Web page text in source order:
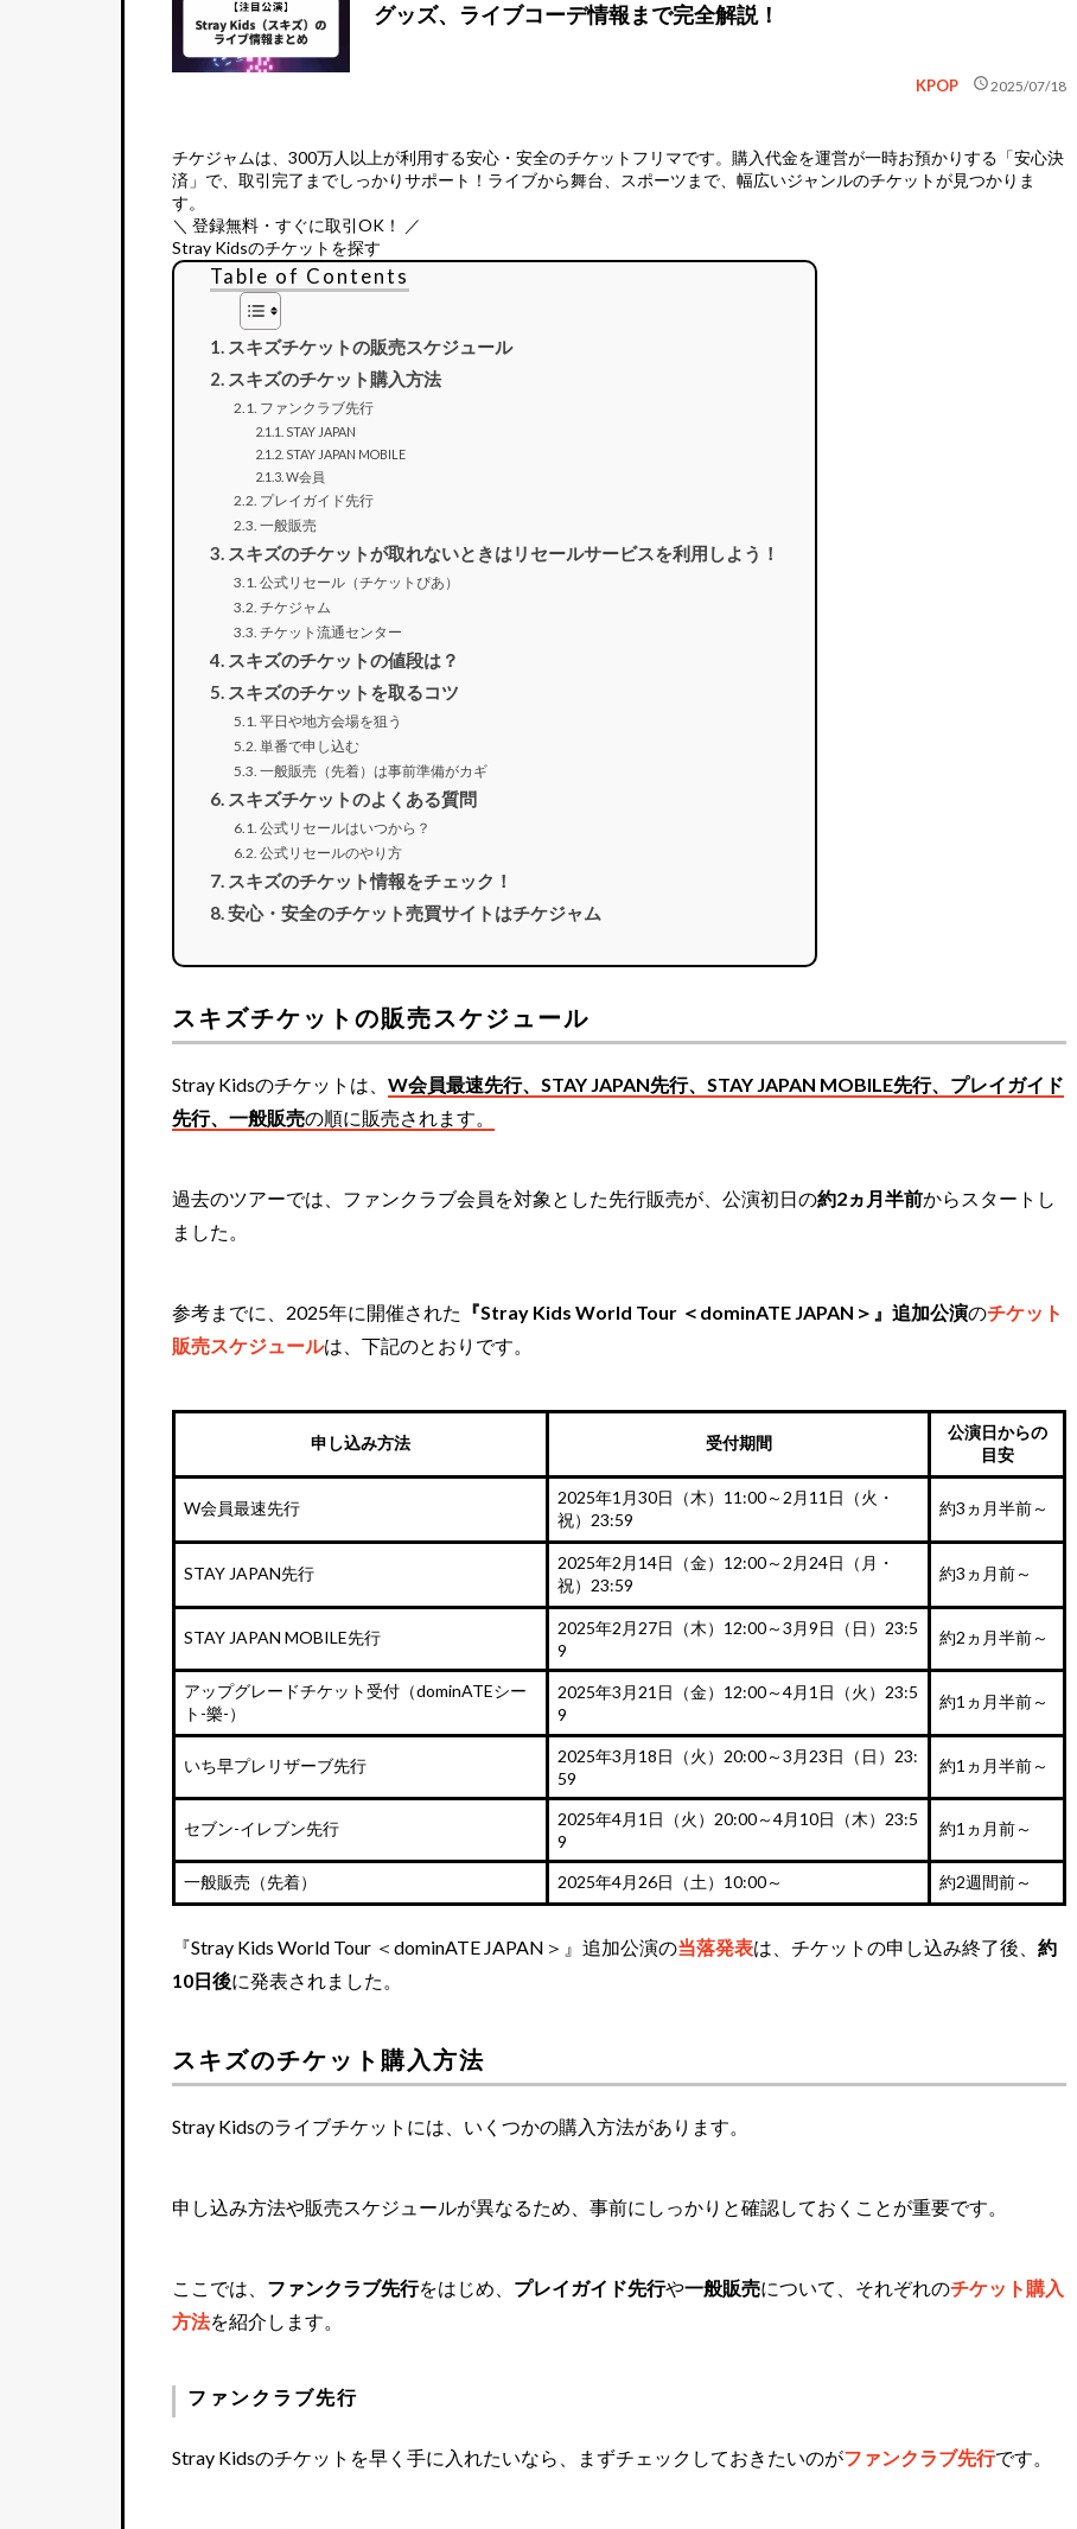
グッズ、ライブコーデ情報まで完全解説！
KPOP schedule2025/07/18
チケジャムは、 300万人以上が利用する安心・安全のチケットフリマです。購入代金を運営が一時お預かりする「安心決
済」で、取引完了までしっかりサポート！ライブから舞台、スポーツまで、幅広いジャンルのチケットが見つかりま
す。
＼ 登録無料・すぐに取引OK！ ／
Stray Kidsのチケットを探す
Table of Contents
スキズチケットの販売スケジュール
スキズのチケット購入方法
ファンクラブ先行
STAY JAPAN
STAY JAPAN MOBILE
W会員
プレイガイド先行
一般販売
スキズのチケットが取れないときはリセールサービスを利用しよう！
公式リセール（チケットぴあ）
チケジャム
チケット流通センター
スキズのチケットの値段は？
スキズのチケットを取るコツ
平日や地方会場を狙う
単番で申し込む
一般販売（先着）は事前準備がカギ
スキズチケットのよくある質問
公式リセールはいつから？
公式リセールのやり方
スキズのチケット情報をチェック！
安心・安全のチケット売買サイトはチケジャム
スキズチケットの販売スケジュール
Stray Kidsのチケットは、 W会員最速先行、STAY JAPAN先行、STAY JAPAN MOBILE先行、プレイガイド
先行、一般販売の順に販売されます。
過去のツアーでは、ファンクラブ会員を対象とした先行販売が、公演初日の約2ヵ月半前からスタートし
ました。
参考までに、2025年に開催された 『Stray Kids World Tour ＜dominATE JAPAN＞』追加公演のチケット
販売スケジュールは、下記のとおりです。
申し込み方法 受付期間
公演日からの
目安
W会員最速先行
2025年1月30日（木）11:00～2月11日（火・
祝）23:59
約3ヵ月半前～
STAY JAPAN先行
2025年2月14日（金）12:00～2月24日（月・
祝）23:59
約3ヵ月前～
STAY JAPAN MOBILE先行
2025年2月27日（木）12:00～3月9日（日）23:5
9
約2ヵ月半前～
アップグレードチケット受付（dominATEシー
ト-樂-）
2025年3月21日（金）12:00～4月1日（火）23:5
9
約1ヵ月半前～
いち早プレリザーブ先行
2025年3月18日（火）20:00～3月23日（日）23:
59
約1ヵ月半前～
セブン-イレブン先行
2025年4月1日（火）20:00～4月10日（木）23:5
9
約1ヵ月前～
一般販売（先着） 2025年4月26日（土）10:00～ 約2週間前～
『Stray Kids World Tour ＜dominATE JAPAN＞』追加公演の当落発表は、チケットの申し込み終了後、 約
10日後に発表されました。
スキズのチケット購入方法
Stray Kidsのライブチケットには、いくつかの購入方法があります。
申し込み方法や販売スケジュールが異なるため、事前にしっかりと確認しておくことが重要です。
ここでは、 ファンクラブ先行をはじめ、 プレイガイド先行や一般販売について、それぞれのチケット購入
方法を紹介します。
ファンクラブ先行
Stray Kidsのチケットを早く手に入れたいなら、まずチェックしておきたいのがファンクラブ先行です。